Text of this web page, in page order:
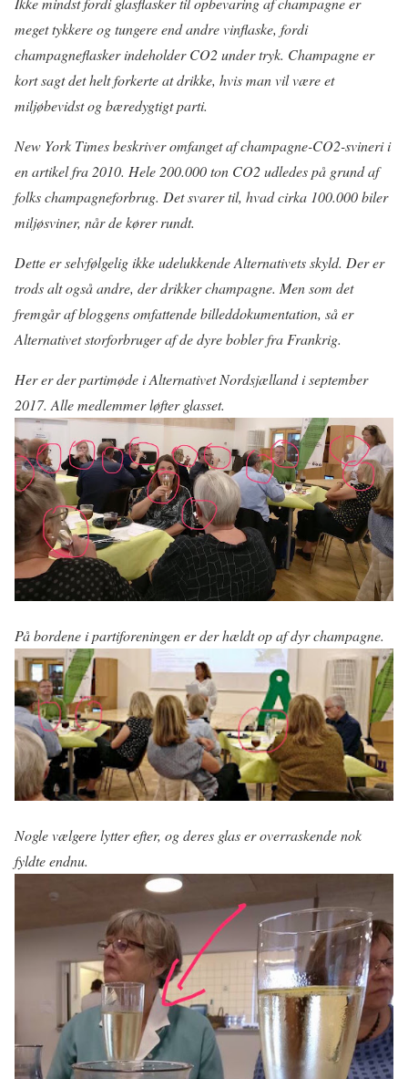
meget tykkere og tungere end andre vinflaske, fordi
champagneflasker indeholder CO2 under tryk. Champagne er
kort sagt det helt forkerte at drikke, hvis man vil være et
miljøbevidst og bæredygtigt parti.
New York Times beskriver omfanget af champagne-CO2-svineri i
en artikel fra 2010. Hele 200.000 ton CO2 udledes på grund af
folks champagneforbrug. Det svarer til, hvad cirka 100.000 biler
miljøsviner, når de kører rundt.
Dette er selvfølgelig ikke udelukkende Alternativets skyld. Der er
trods alt også andre, der drikker champagne. Men som det
fremgår af bloggens omfattende billeddokumentation, så er
Alternativet storforbruger af de dyre bobler fra Frankrig.
Her er der partimøde i Alternativet Nordsjælland i september
2017. Alle medlemmer løfter glasset.
På bordene i partiforeningen er der hældt op af dyr champagne.
Nogle vælgere lytter efter, og deres glas er overraskende nok
fyldte endnu.